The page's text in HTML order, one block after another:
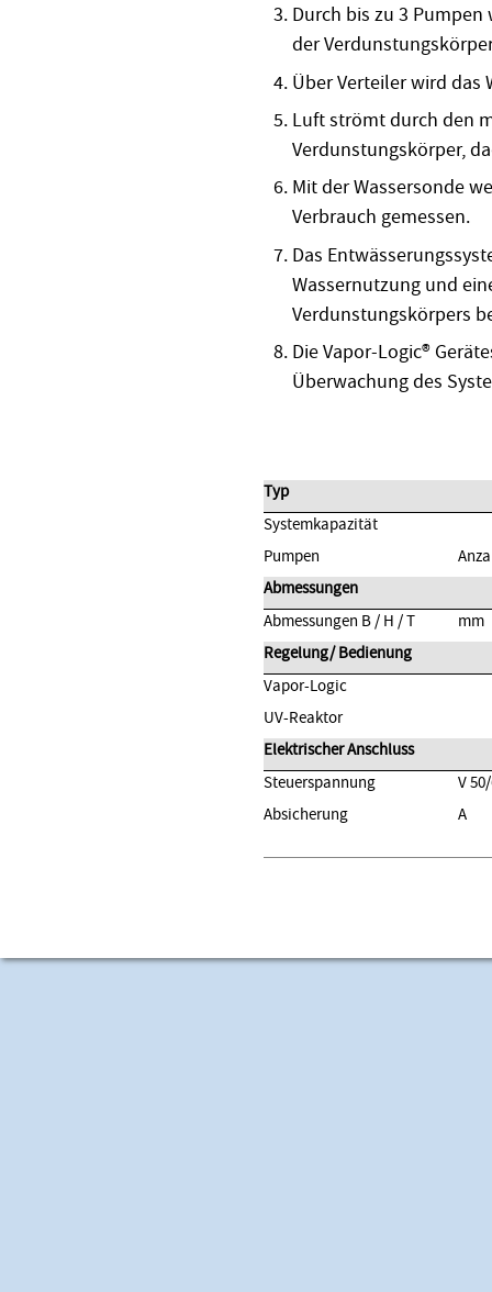
Durch bis zu 3
der
Über Verteiler wird das
Luft strömt durch den
Verdunstungskörper,
Mit der Wassersonde
Verbrauch gemessen.
Das
Wassernutzung und
Verdunstungskörpers
Die Vapor-Logic®
Überwachung des
Typ
Systemkapazität
Pumpen
Abmessungen
Abmessungen B / H / T
mm
Regelung/ Bedienung
Vapor-Logic
UV-Reaktor
Elektrischer Anschluss
Steuerspannung
V
Absicherung
A